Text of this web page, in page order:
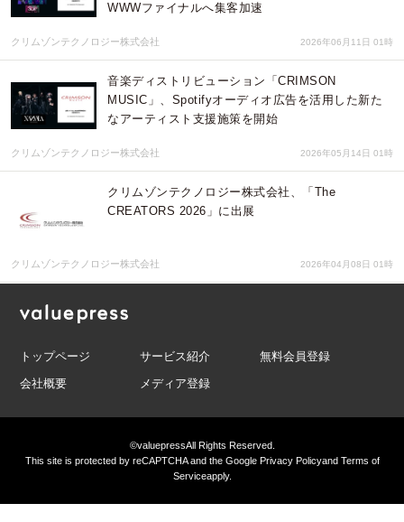
WWWファイナルへ集客加速
クリムゾンテクノロジー株式会社 2026年06月11日 01時
音楽ディストリビューション「CRIMSON
MUSIC」、Spotifyオーディオ広告を活用した新た
なアーティスト支援施策を開始
クリムゾンテクノロジー株式会社 2026年05月14日 01時
クリムゾンテクノロジー株式会社、「The
CREATORS 2026」に出展
クリムゾンテクノロジー株式会社 2026年04月08日 01時
トップページ サービス紹介
無料会員登録
会社概要
メディア登録
©valuepressAll Rights Reserved.
This site is protected by reCAPTCHA and the GooglePrivacy PolicyandTerms of
Serviceapply.